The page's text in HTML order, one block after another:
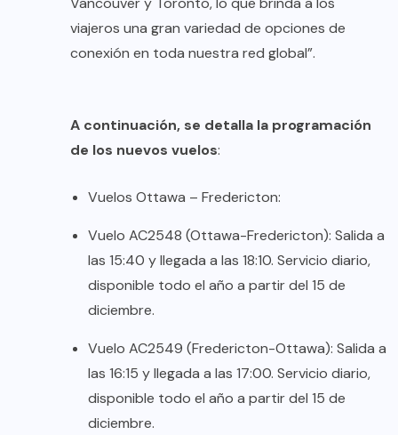
viajeros una gran variedad de opciones de
conexión en toda nuestra red global”.
A continuación, se detalla la programación
de los nuevos vuelos:
Vuelos Ottawa – Fredericton:
Vuelo AC2548 (Ottawa-Fredericton): Salida a
las 15:40 y llegada a las 18:10. Servicio diario,
disponible todo el año a partir del 15 de
diciembre.
Vuelo AC2549 (Fredericton-Ottawa): Salida a
las 16:15 y llegada a las 17:00. Servicio diario,
disponible todo el año a partir del 15 de
diciembre.